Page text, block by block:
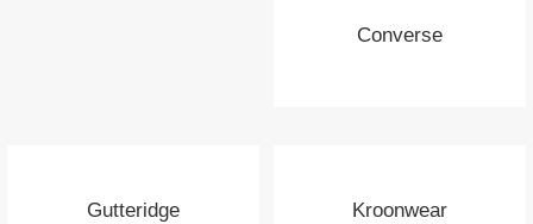
Converse
Gutteridge Kroonwear